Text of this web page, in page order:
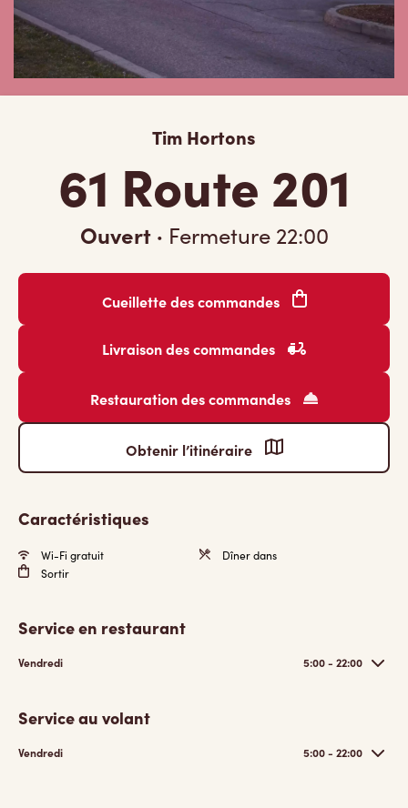
Tim Hortons
61 Route 201
Ouvert · Fermeture 22:00
Cueillette des commandes
Livraison des commandes
Restauration des commandes
Obtenir l’itinéraire
Caractéristiques
Wi-Fi gratuit
Dîner dans
Sortir
Service en restaurant
Vendredi 5:00 - 22:00
Service au volant
Vendredi 5:00 - 22:00